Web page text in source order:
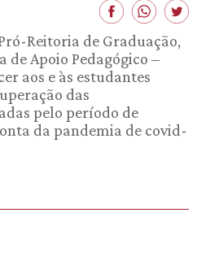
Reitoria de Graduação,
de Apoio Pedagógico –
aos e às estudantes
das
pelo período de
da pandemia de covid-